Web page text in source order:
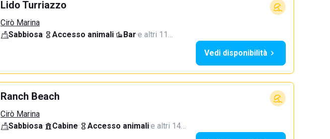
Lido Turriazzo
Cirò Marina
Sabbiosa· Accesso animali· Bar·e altri 11…
Vedi disponibilità
Ranch Beach
Cirò Marina
Sabbiosa· Cabine· Accesso animali·e altri 14…